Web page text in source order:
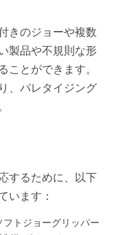
きのジョーや複数
製品や不規則な形
ことができます。
、パレタイジング
するために、以下
います：
トジョーグリッパー